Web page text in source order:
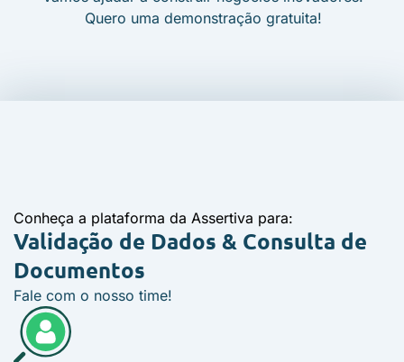
Quero uma demonstração gratuita!
Conheça a plataforma da Assertiva para:
Validação de Dados & Consulta de
Documentos
Fale com o nosso time!